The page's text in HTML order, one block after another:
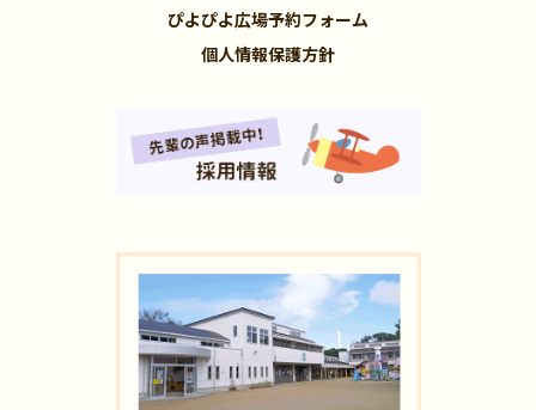
ぴよぴよ広場予約フォーム
個人情報保護方針